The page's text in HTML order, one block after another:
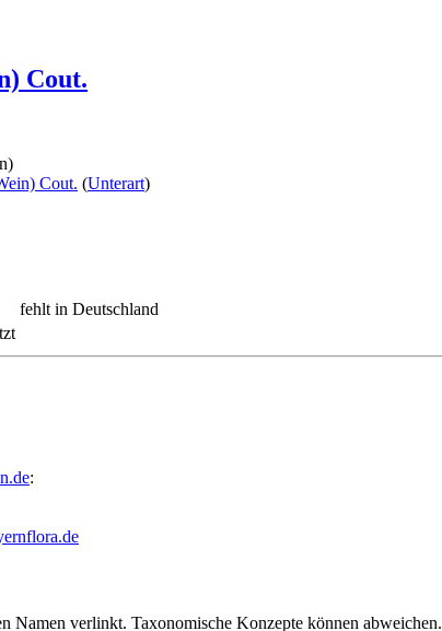
Cout.
Cout. (Unterart)
fehlt in Deutschland
:
Namen verlinkt. Taxonomische Konzepte können abweichen.